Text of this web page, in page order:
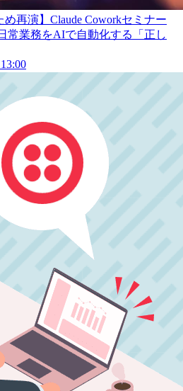
め再演】Claude Coworkセミナー
常業務をAIで自動化する「正し